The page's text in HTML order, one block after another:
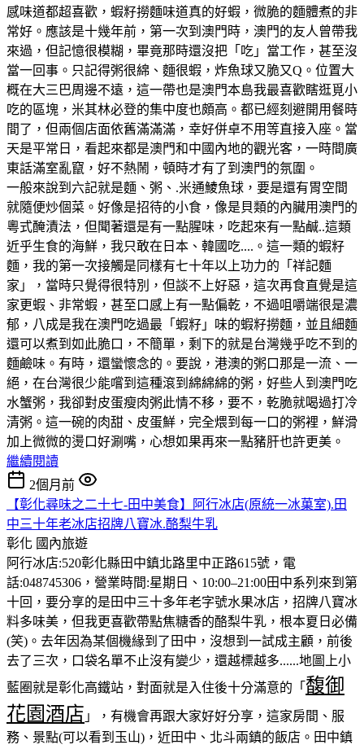
感味道都超喜歡，蝦籽撈麵味道真的好蝦，微脆的麵體煮的非
常好。應該是十幾年前，第一次到澳門時，澳門的友人曾帶我
來過，但記憶很模糊，畢竟那時還沒把「吃」當工作，甚至沒
當一回事。只記得粥很綿、麵很蝦，炸魚球又脆又Q。位置大
概在大三巴周邊不遠，這一帶也是澳門本島我最喜歡瞎逛覓小
吃的區塊，米其林必登的集中度也頗高。都已經刻避開用餐時
間了，但兩個店面依舊滿滿滿，幸好併卓不用等直接入座。當
天是平常日，看起來都是澳門和中國內地的觀光客，一時間廣
東話滿室亂竄，好不熱鬧，頓時才有了到澳門的氛圍。
一般來說到六記就是麵、粥、.米通鯪魚球，要是還有胃空間
就隨便炒個菜。好像是招待的小食，像是貝類的內臟用澳門的
粵式醃漬法，但聞著還是有一點腥味，吃起來有一點鹹..這類
近乎生食的海鮮，我只敢在日本、韓國吃....。這一類的蝦籽
麵，我的第一次接觸是同樣有七十年以上功力的「祥記麵
家」，當時只覺得很特別，但談不上好惡，這次再食直覺是這
家更蝦、非常蝦，甚至口感上有一點偏乾，不過咀嚼端很是濃
郁，八成是我在澳門吃過最「蝦籽」味的蝦籽撈麵，並且細麵
還可以煮到如此脆口，不簡單，剩下的就是台灣幾乎吃不到的
麵鹼味。有時，還蠻懷念的。要說，港澳的粥口那是一流、一
絕，在台灣很少能嚐到這種滾到綿綿綿的粥，好些人到澳門吃
水蟹粥，我卻對皮蛋瘦肉粥此情不移，要不，乾脆就喝過打冷
清粥。這一碗的肉甜、皮蛋鮮，完全煨到每一口的粥裡，鮮滑
加上微微的燙口好涮嘴，心想如果再來一點豬肝也許更美。
繼續閱讀
2個月前
【彰化尋味之二十七-田中美食】阿行冰店(原統一冰菓室).田
中三十年老冰店招牌八寶冰.酪梨牛乳
彰化 國內旅遊
阿行冰店:520彰化縣田中鎮北路里中正路615號，電
話:048745306，營業時間:星期日、10:00–21:00田中系列來到第
十回，要分享的是田中三十多年老字號水果冰店，招牌八寶冰
料多味美，但我更喜歡帶點焦糖香的酪梨牛乳，根本夏日必備
(笑)。去年因為某個機緣到了田中，沒想到一試成主顧，前後
去了三次，口袋名單不止沒有變少，還越標越多......地圖上小
藍圈就是彰化高鐵站，對面就是入住後十分滿意的「 馥御
花園酒店 」，有機會再跟大家好好分享，這家房間、服
務、景點(可以看到玉山)，近田中、北斗兩鎮的飯店。田中鎮